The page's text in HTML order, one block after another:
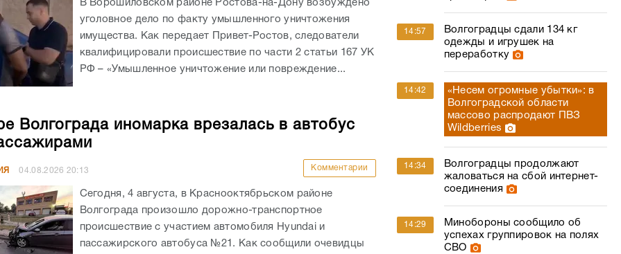
В Ворошиловском районе Ростова-на-Дону возбуждено
уголовное дело по факту умышленного уничтожения
имущества. Как передает Привет-Ростов, следователи
квалифицировали происшествие по части 2 статьи 167 УК
РФ – «Умышленное уничтожение или повреждение...
Волгограда иномарка врезалась в автобус
04.08.2026 20:13 Комментарии
Сегодня, 4 августа, в Краснооктябрьском районе
Волгограда произошло дорожно-транспортное
происшествие с участием автомобиля Hyundai и
пассажирского автобуса №21. Как сообщили очевидцы
14:57
Волгоградцы сдали 134 кг
одежды и игрушек на
переработку
14:42
«Несем огромные убытки»: в
Волгоградской области
массово распродают ПВЗ
Wildberries
14:34
Волгоградцы продолжают
жаловаться на сбой интернет-
соединения
14:29
Минобороны сообщило об
успехах группировок на полях
СВО